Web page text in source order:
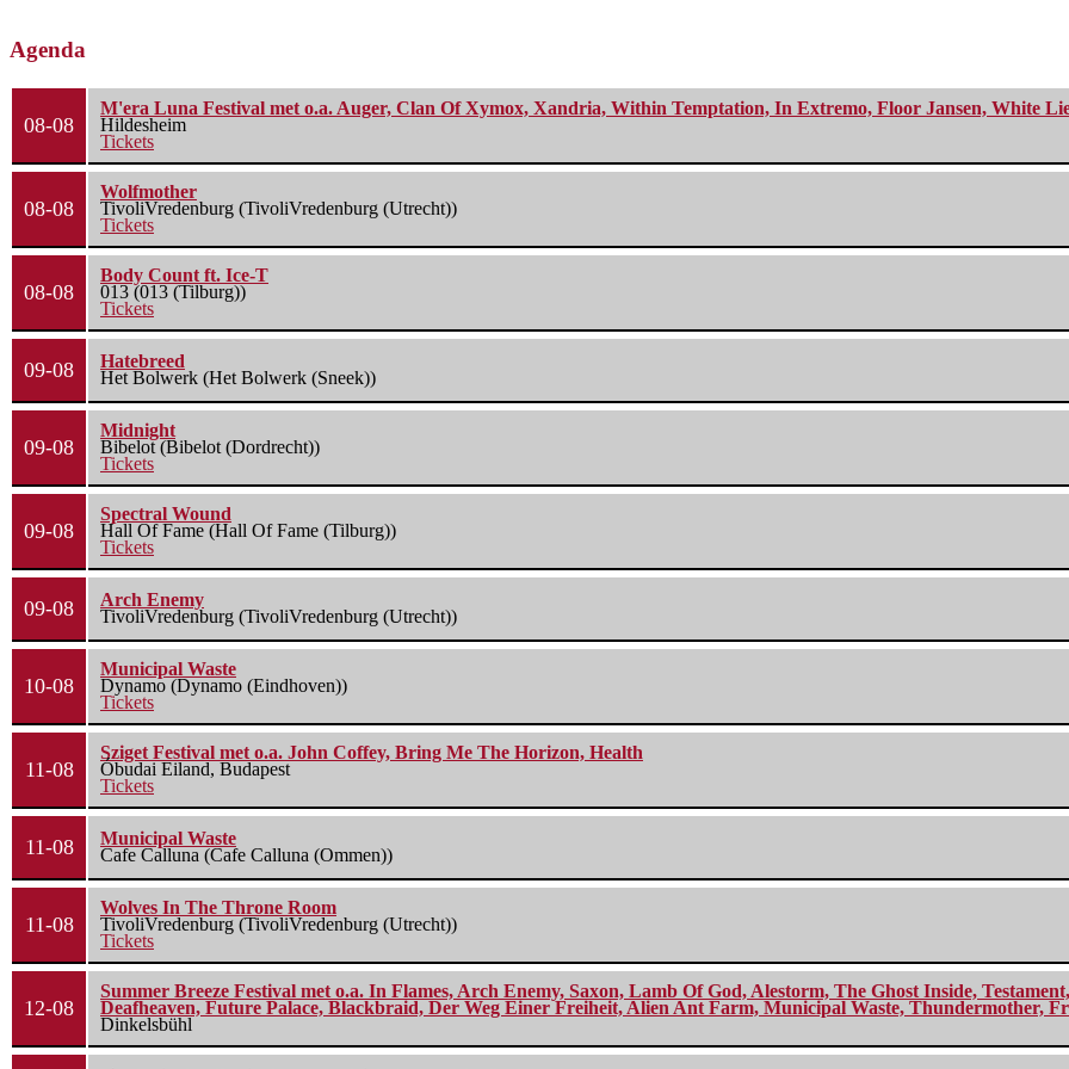
Agenda
08-08
M'era Luna Festival met o.a. Auger, Clan Of Xymox, Xandria, Within Temptation, In Extremo, Floor Jansen, White
Hildesheim
Tickets
08-08
Wolfmother
TivoliVredenburg (TivoliVredenburg (Utrecht))
Tickets
08-08
Body Count ft. Ice-T
013 (013 (Tilburg))
Tickets
09-08
Hatebreed
Het Bolwerk (Het Bolwerk (Sneek))
09-08
Midnight
Bibelot (Bibelot (Dordrecht))
Tickets
09-08
Spectral Wound
Hall Of Fame (Hall Of Fame (Tilburg))
Tickets
09-08
Arch Enemy
TivoliVredenburg (TivoliVredenburg (Utrecht))
10-08
Municipal Waste
Dynamo (Dynamo (Eindhoven))
Tickets
11-08
Sziget Festival met o.a. John Coffey, Bring Me The Horizon, Health
Óbudai Eiland, Budapest
Tickets
11-08
Municipal Waste
Cafe Calluna (Cafe Calluna (Ommen))
11-08
Wolves In The Throne Room
TivoliVredenburg (TivoliVredenburg (Utrecht))
Tickets
12-08
Summer Breeze Festival met o.a. In Flames, Arch Enemy, Saxon, Lamb Of God, Alestorm, The Ghost Inside,
Deafheaven, Future Palace, Blackbraid, Der Weg Einer Freiheit, Alien Ant Farm, Municipal Waste, Thundermother,
Dinkelsbühl